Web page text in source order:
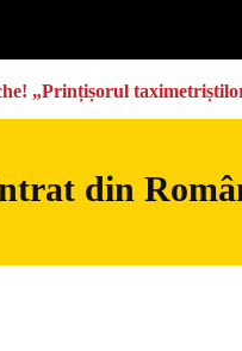
„Prințișorul
din